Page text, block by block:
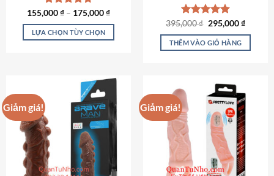
sản
phẩm
Được xếp
hạng4.69
5 sao
155,000₫ – 175,000₫
LỰA CHỌN TÙY CHỌN
nhiều
biến
thể.
Các
tùy
chọn
Được xếp
hạng4.82
5 sao
395,000₫ Giá
là:
395,000 ₫.
295,000₫Giá
tại
THÊM VÀO GIỎ HÀNG
Giảm giá! Giảm giá!